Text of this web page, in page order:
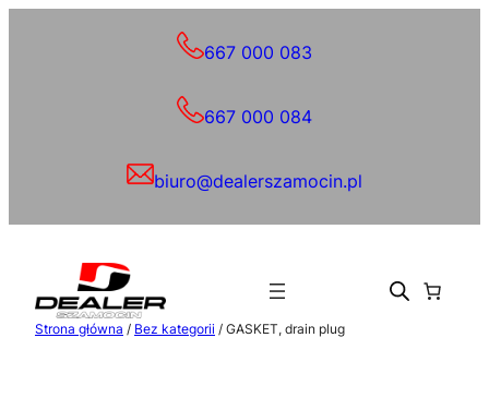
667 000 083
667 000 084
biuro@dealerszamocin.pl
Strona główna / Bez kategorii / GASKET, drain plug